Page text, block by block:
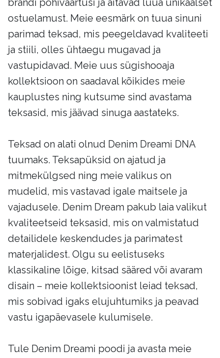
brändi põhiväärtusi ja aitavad luua unikaalset
ostuelamust. Meie eesmärk on tuua sinuni
parimad teksad, mis peegeldavad kvaliteeti
ja stiili, olles ühtaegu mugavad ja
vastupidavad. Meie uus sügishooaja
kollektsioon on saadaval kõikides meie
kauplustes ning kutsume sind avastama
teksasid, mis jäävad sinuga aastateks.
Teksad on alati olnud Denim Dreami DNA
tuumaks. Teksapüksid on ajatud ja
mitmekülgsed ning meie valikus on
mudelid, mis vastavad igale maitsele ja
vajadusele. Denim Dream pakub laia valikut
kvaliteetseid teksasid, mis on valmistatud
detailidele keskendudes ja parimatest
materjalidest. Olgu su eelistuseks
klassikaline lõige, kitsad sääred või avaram
disain – meie kollektsioonist leiad teksad,
mis sobivad igaks elujuhtumiks ja peavad
vastu igapäevasele kulumisele.
Tule Denim Dreami poodi ja avasta meie